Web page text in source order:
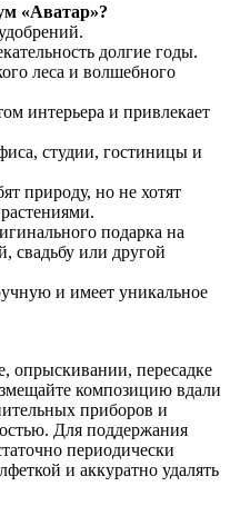
«Аватар»?
долгие годы.
леса и волшебного
интерьера и привлекает
студии, гостиницы и
природу, но не хотят
подарка на
свадьбу или другой
и имеет уникальное
опрыскивании, пересадке
композицию вдали
приборов и
Для поддержания
периодически
и аккуратно удалять